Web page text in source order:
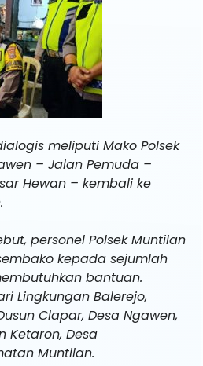
meliputi Mako Polsek
– Jalan Pemuda –
Hewan – kembali ke
personel Polsek Muntilan
kepada sejumlah
bantuan.
Lingkungan Balerejo,
Clapar, Desa Ngawen,
Ketaron, Desa
Muntilan.